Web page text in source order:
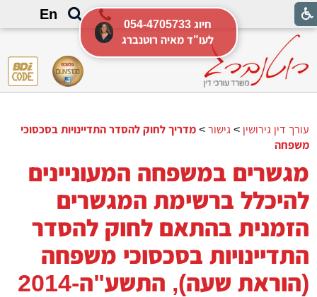
En
עורך דין גירושין > גישור >מדריך לחוק להסדר התדיינויות בסכסוכי
משפחה
מגשרים במשפחה המעוניינים
להיכלל ברשימת המגשרים
הזמנית בהתאם לחוק להסדר
התדיינויות בסכסוכי משפחה
(הוראת שעה), התשע"ה-2014
054-4705733 חיוג
לעו"ד מאיה רוטנברג